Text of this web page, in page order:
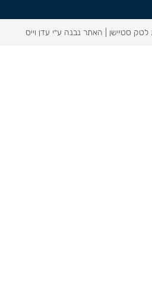
האתר נבנה ע״י עדן וייס